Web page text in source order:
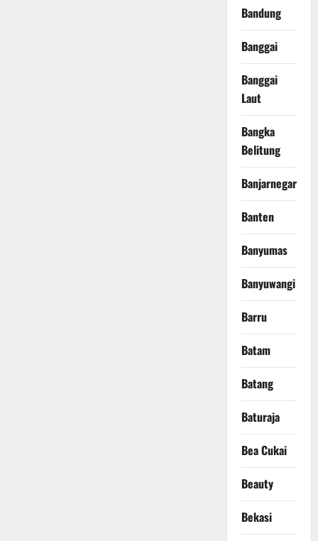
Bandung
Banggai
Banggai
Laut
Bangka
Belitung
Banjarnegara
Banten
Banyumas
Banyuwangi
Barru
Batam
Batang
Baturaja
Bea Cukai
Beauty
Bekasi